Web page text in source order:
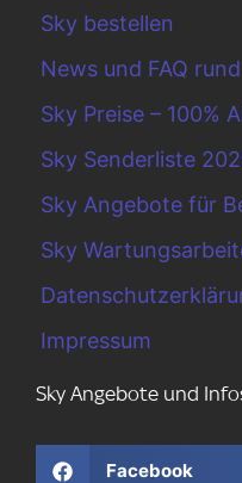
Sky bestellen
News und FAQ
Sky Preise – 100%
Sky Senderliste
Sky Angebote für
Sky
Impressum
Sky Angebote und
Facebook